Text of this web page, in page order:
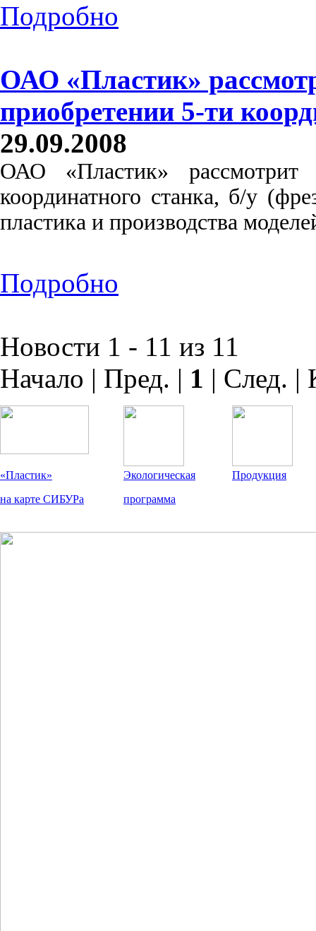
Подробно
ОАО «Пластик»
приобретении 5-ти
29.09.2008
ОАО «Пластик» рассмотрит
координатного станка, б/у
пластика и производства
Подробно
Новости 1 - 11 из 11
Начало | Пред. | 1 | След. |
«Пластик»
на карте СИБУРа
Экологическая
программа
Продукция